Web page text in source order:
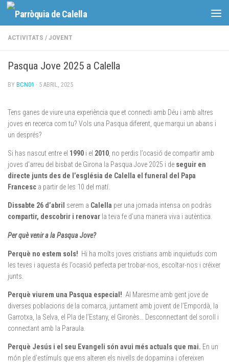
Skip to content
ACTIVITATS / JOVENT
Pasqua Jove 2025 a Calella
BY BCN01 · 5 ABRIL, 2025
Tens ganes de viure una experiència que et connecti amb Déu i amb altres
joves en recerca com tu? Vols una Pasqua diferent, que marqui un abans i
un després?
Si has nascut entre el 1990 i el 2010, no perdis l’ocasió de compartir amb
joves d’arreu del bisbat de Girona la Pasqua Jove 2025 i de seguir en
directe junts des de l’església de Calella el funeral del Papa
Francesc a partir de les 10 del matí.
Dissabte 26 d’abril serem a Calella per una jornada intensa on podràs
compartir, descobrir i renovar la teva fe d’una manera viva i autèntica.
Per què venir a la Pasqua Jove?
Perquè no estem sols! Hi ha molts joves cristians amb inquietuds com
les teves i aquesta és l’ocasió perfecta per trobar-nos, escoltar-nos i créixer
junts.
Perquè viurem una Pasqua especial! Al Maresme amb gent jove de
diverses poblacions de la comarca, juntament amb jovent de l’Empordà, la
Garrotxa, la Selva, el Pla de l’Estany, el Gironès… Desconnectant del soroll i
connectant amb la Paraula.
Perquè Jesús i el seu Evangeli són avui més actuals que mai. En un
món ple d’estímuls que ens alteren els nivells de dopamina i ofereixen